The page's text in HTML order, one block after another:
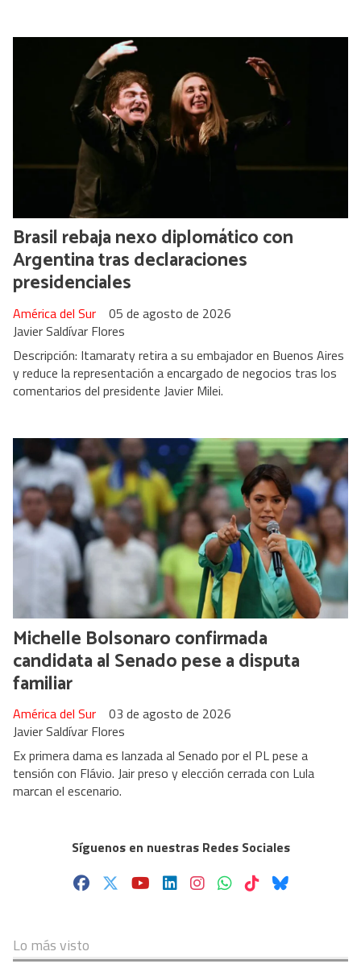
Brasil rebaja nexo diplomático con
Argentina tras declaraciones
presidenciales
Javier Saldívar Flores
América del Sur 05 de agosto de 2026
Descripción: Itamaraty retira a su embajador en Buenos Aires
y reduce la representación a encargado de negocios tras los
comentarios del presidente Javier Milei.
Michelle Bolsonaro confirmada
candidata al Senado pese a disputa
familiar
Javier Saldívar Flores
América del Sur 03 de agosto de 2026
Ex primera dama es lanzada al Senado por el PL pese a
tensión con Flávio. Jair preso y elección cerrada con Lula
marcan el escenario.
Síguenos en nuestras Redes Sociales
Lo más visto